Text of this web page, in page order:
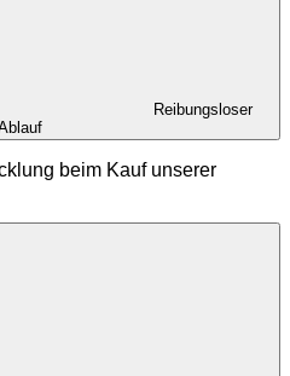
Reibungsloser
beim Kauf unserer